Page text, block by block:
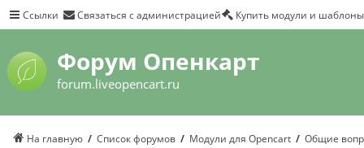
Ссылки Связаться с администрацией Купить модули и шаблоны
Форум Опенкарт
forum.liveopencart.ru
На главную Список форумов Модули для Opencart Общие